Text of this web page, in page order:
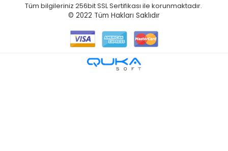
Tüm bilgileriniz 256bit SSL Sertifikası ile korunmaktadır.
© 2022 Tüm Hakları Saklıdır